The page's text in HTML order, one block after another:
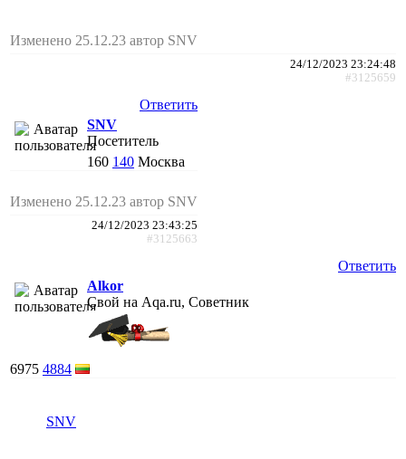
Изменено 25.12.23 автор SNV
24/12/2023 23:24:48
#3125659
Ответить
SNV
Посетитель
160 140 Москва
Изменено 25.12.23 автор SNV
24/12/2023 23:43:25
#3125663
Ответить
Alkor
Свой на Aqa.ru, Советник
6975 4884
SNV